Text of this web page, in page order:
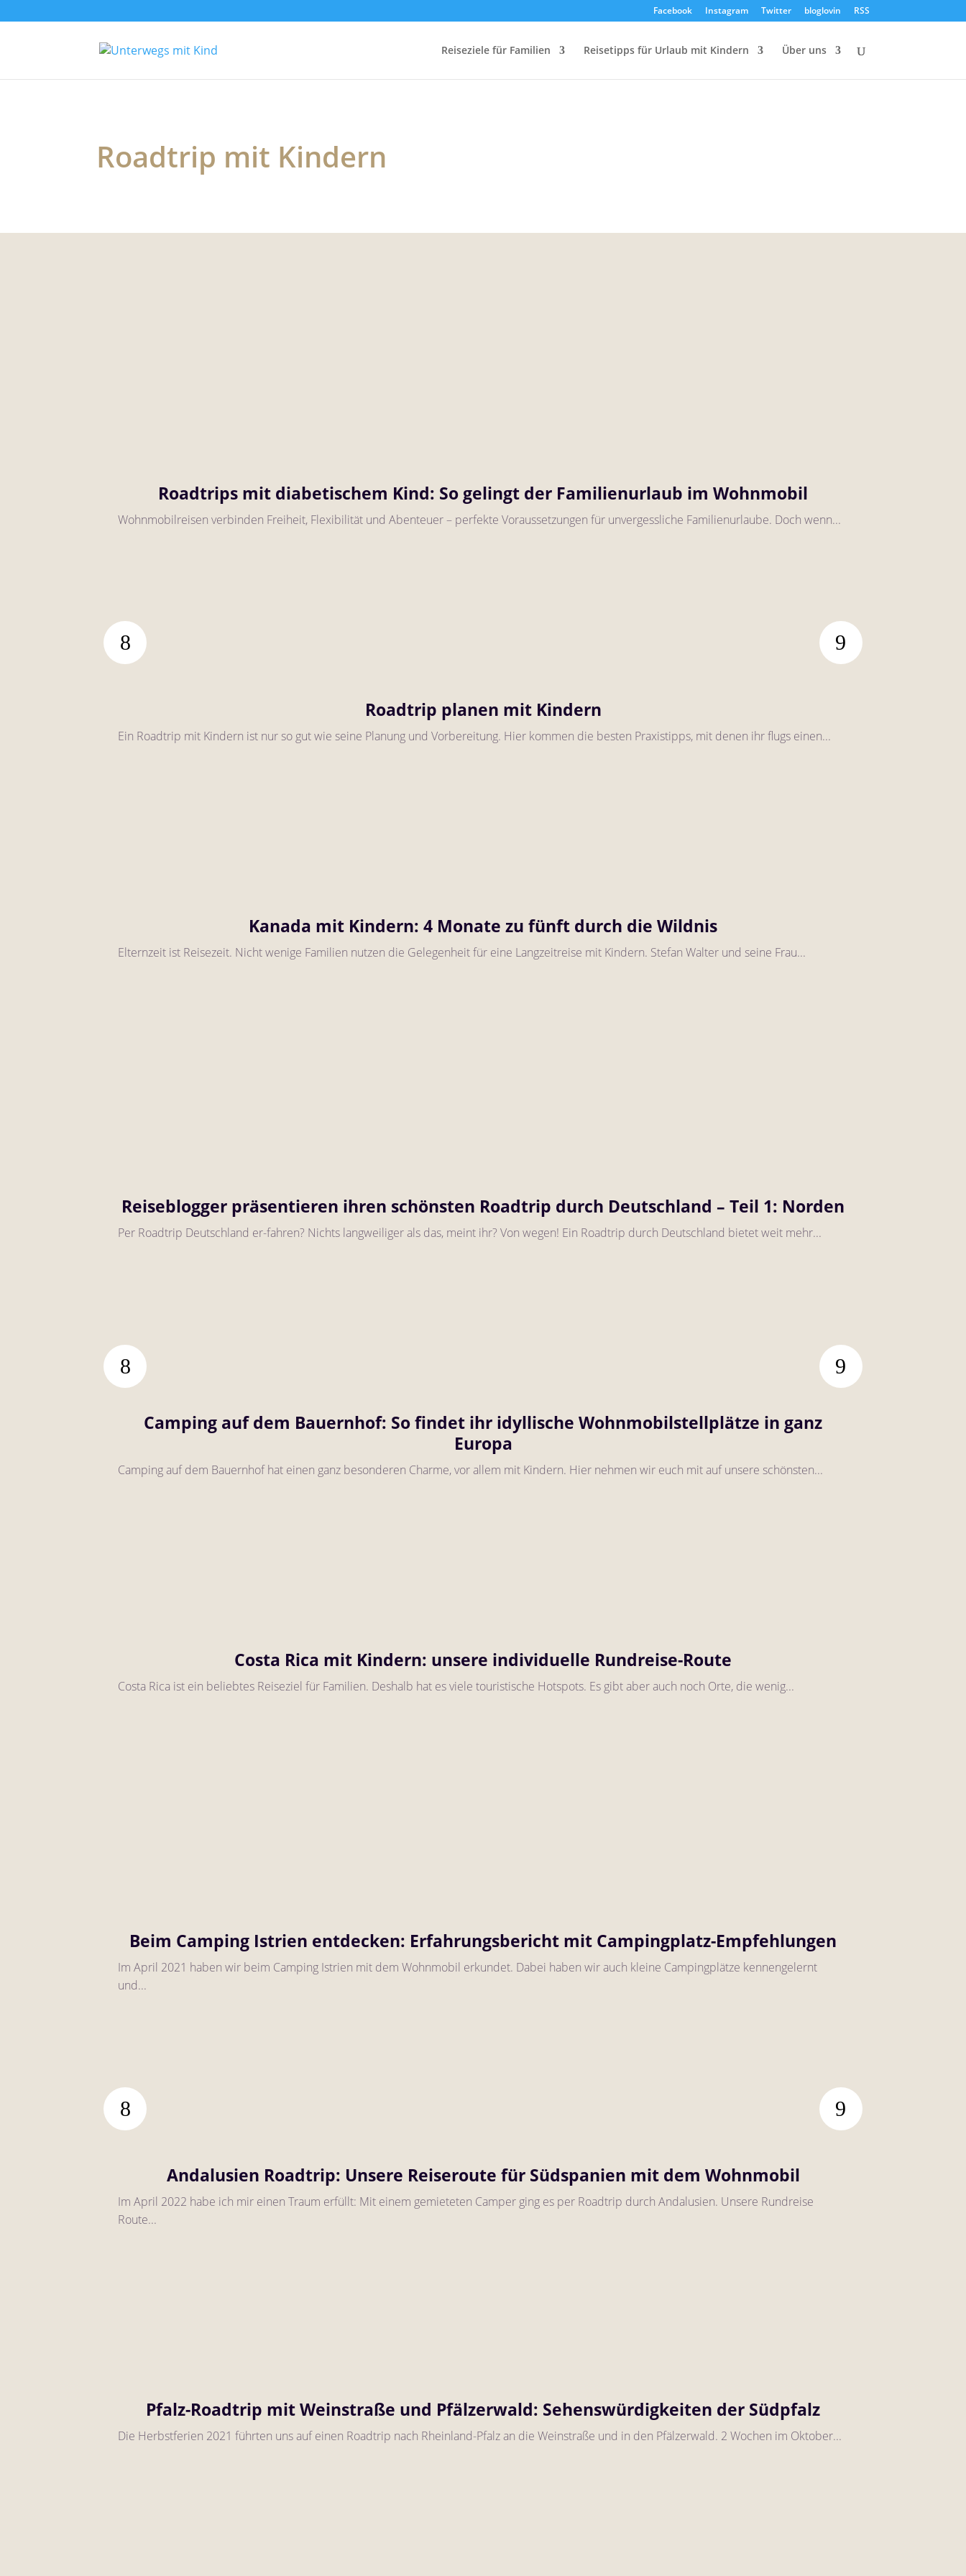
Facebook Instagram Twitter bloglovin RSS
Reiseziele für Familien Reisetipps für Urlaub mit Kindern Über uns
Roadtrip mit Kindern
Roadtrips mit diabetischem Kind: So gelingt der Familienurlaub im Wohnmobil
Wohnmobilreisen verbinden Freiheit, Flexibilität und Abenteuer – perfekte Voraussetzungen für unvergessliche Familienurlaube. Doch wenn...
Roadtrip planen mit Kindern
Ein Roadtrip mit Kindern ist nur so gut wie seine Planung und Vorbereitung. Hier kommen die besten Praxistipps, mit denen ihr flugs einen...
Kanada mit Kindern: 4 Monate zu fünft durch die Wildnis
Elternzeit ist Reisezeit. Nicht wenige Familien nutzen die Gelegenheit für eine Langzeitreise mit Kindern. Stefan Walter und seine Frau...
Reiseblogger präsentieren ihren schönsten Roadtrip durch Deutschland – Teil 1: Norden
Per Roadtrip Deutschland er-fahren? Nichts langweiliger als das, meint ihr? Von wegen! Ein Roadtrip durch Deutschland bietet weit mehr...
Camping auf dem Bauernhof: So findet ihr idyllische Wohnmobilstellplätze in ganz
Europa
Camping auf dem Bauernhof hat einen ganz besonderen Charme, vor allem mit Kindern. Hier nehmen wir euch mit auf unsere schönsten...
Costa Rica mit Kindern: unsere individuelle Rundreise-Route
Costa Rica ist ein beliebtes Reiseziel für Familien. Deshalb hat es viele touristische Hotspots. Es gibt aber auch noch Orte, die wenig...
Beim Camping Istrien entdecken: Erfahrungsbericht mit Campingplatz-Empfehlungen
Im April 2021 haben wir beim Camping Istrien mit dem Wohnmobil erkundet. Dabei haben wir auch kleine Campingplätze kennengelernt
und...
Andalusien Roadtrip: Unsere Reiseroute für Südspanien mit dem Wohnmobil
Im April 2022 habe ich mir einen Traum erfüllt: Mit einem gemieteten Camper ging es per Roadtrip durch Andalusien. Unsere Rundreise
Route...
Pfalz-Roadtrip mit Weinstraße und Pfälzerwald: Sehenswürdigkeiten der Südpfalz
Die Herbstferien 2021 führten uns auf einen Roadtrip nach Rheinland-Pfalz an die Weinstraße und in den Pfälzerwald. 2 Wochen im Oktober...